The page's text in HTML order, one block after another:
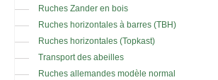
Ruches Zander en bois
Ruches horizontales à barres (TBH)
Ruches horizontales (Topkast)
Transport des abeilles
Ruches allemandes modèle normal